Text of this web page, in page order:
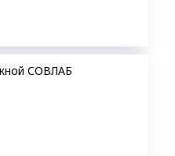
СОВЛАБ